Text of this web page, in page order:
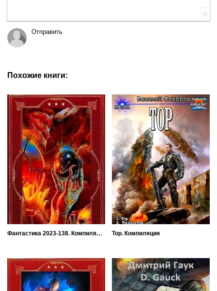
0
Отправить
Похожие книги:
Фантастика 2023-138. Компиляция. Книги 1-26 Тор. Компиляция